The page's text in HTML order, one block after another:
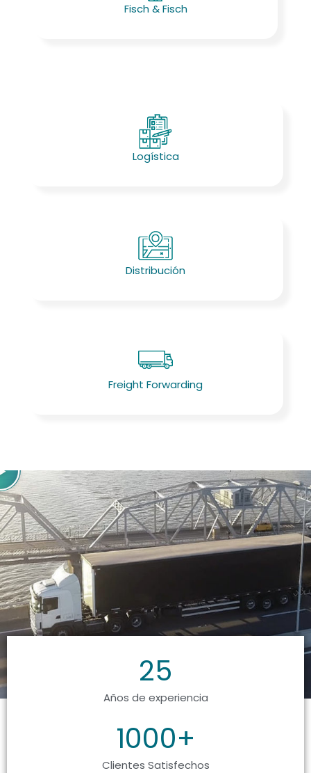
Logística
Distribución
Freight Forwarding
Fisch & Fisch
l
a
y
Años de experiencia
25
Clientes Satisfechos
1000+